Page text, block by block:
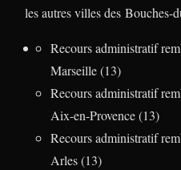
les autres villes des Bouches-
Recours administratif
Marseille (13)
Recours administratif
Aix-en-Provence (13)
Recours administratif
Arles (13)